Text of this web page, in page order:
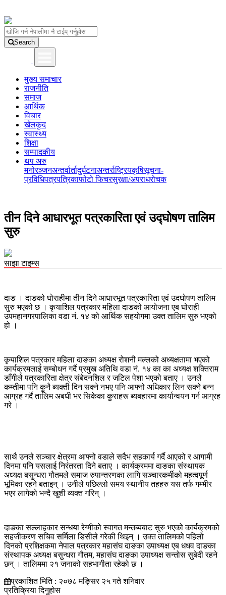
Search
मुख्य समाचार
राजनीति
समाज
आर्थिक
विचार
खेलकुद
स्वास्थ्य
शिक्षा
सम्पादकीय
थप अरु
मनोरञ्जनअन्तर्वार्तादुर्घटनाअन्तर्राष्ट्रियकृषिसूचना-
प्रविधिपत्रपत्रिकाफोटो फिचरसुरक्षा/अपराधरोचक
तीन दिने आधारभूत पत्रकारिता एवं उद्घोषण तालिम
सुरु
साझा टाइम्स
दाङ । दाङको घोराहीमा तीन दिने आधारभूत पत्रकारिता एवं उदघोषण तालिम
सुरु भएको छ । कृयाशिल पत्रकार महिला दाङको आयोजना एब घोराही
उपमहानगरपालिका वडा नं. १४ को आर्थिक सहयोगमा उक्त तालिम सुरु भएको
हो ।
कृयाशिल पत्रकार महिला दाङका अध्यक्ष रोशनी मल्लको अध्यक्षतामा भएको
कार्यक्रमलाई सम्बोधन गर्दै प्रमुख अतिथि वडा नं. १४ का का अध्यक्ष शक्तिराम
डाँगीले पत्रकारिता क्षेत्र संबेदनशिल र जटिल पेशा भएको बताए । उनले
कम्तीमा पनि कुनै ब्यक्ती दिन सक्ने नभए पनि आफ्नो अधिकार लिन सक्ने बन्न
आग्रह गर्दै तालिम अबधी भर सिकेका कुराहरू ब्यबहारमा कार्यान्वयन गर्न आग्रह
गरे ।
साथै उनले सञ्चार क्षेत्रमा आफ्नो वडाले सदैभ सहकार्य गर्दै आएको र आगामी
दिनमा पनि यसलाई निरंतरता दिने बताए । कार्यक्रममा दाङका संस्थापक
अध्यक्ष बसुन्धरा गौतमले समाज रुपान्तरणका लागि सञ्चारकर्मीको महत्वपूर्ण
भूमिका रहने बताइन् । उनीले पछिल्लो समय स्थानीय तहहरु यस तर्फ गम्भीर
भएर लागेको भन्दै खुशी व्यक्त गरिन् ।
दाङका सल्लाहकार सन्धया रेग्मीको स्वागत मन्तब्यबाट सुरु भएको कार्यक्रमको
सहजीकरण सचिव सर्मिला डिसीले गरेकी थिइन् । उक्त तालिमको पहिलो
दिनको प्रशिक्षकमा नेपाल पत्रकार महासंघ दाङका उपाध्यक्ष एब धधव दाङका
संस्थापक अध्यक्ष बसुन्धरा गौतम, महासंघ दाङका उपाध्यक्ष सन्तोस सुबेदी रहने
छन् । तालिममा २१ जनाको सहभागीता रहेको छ ।
प्रकाशित मिति : २०७८ मङ्सिर २५ गते शनिवार
प्रतिक्रिया दिनुहोस